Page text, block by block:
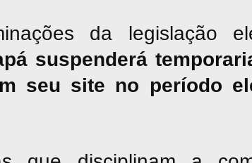
da legislação
suspenderá
seu site no período